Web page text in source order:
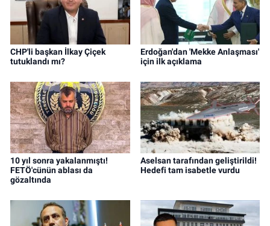
CHP'li başkan İlkay Çiçek
tutuklandı mı?
Erdoğan'dan 'Mekke Anlaşması'
için ilk açıklama
10 yıl sonra yakalanmıştı!
FETÖ'cünün ablası da
gözaltında
Aselsan tarafından geliştirildi!
Hedefi tam isabetle vurdu